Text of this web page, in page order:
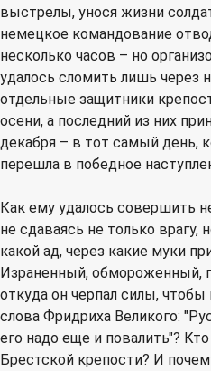
выстрелы, унося жизни
немецкое командование
несколько часов – но
удалось сломить лишь через
отдельные защитники
осени, а последний из них
декабря – в тот самый день,
перешла в победное
Как ему удалось совершить
не сдаваясь не только врагу,
какой ад, через какие муки
Израненный, обмороженный,
откуда он черпал силы,
слова Фридриха Великого:
его надо еще и повалить"?
Брестской крепости? И